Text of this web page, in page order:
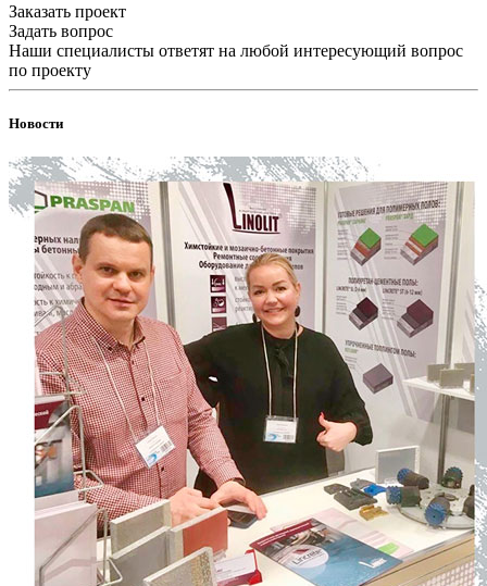
Заказать проект
Задать вопрос
Наши специалисты ответят на любой интересующий вопрос
по проекту
Новости